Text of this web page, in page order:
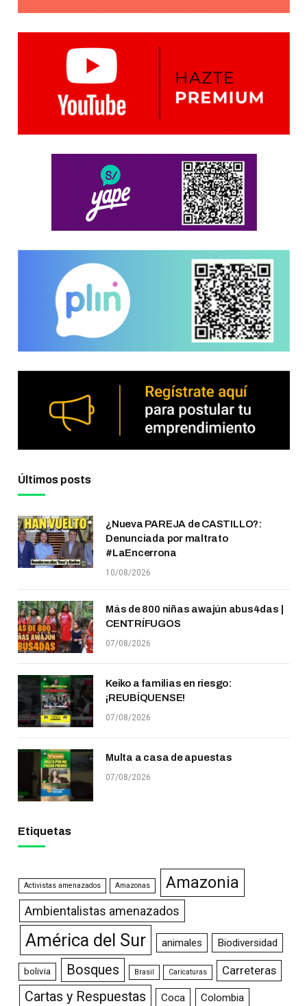
Últimos posts
¿Nueva PAREJA de CASTILLO?:
Denunciada por maltrato
#LaEncerrona
10/08/2026
Más de 800 niñas awajún abus4das |
CENTRÍFUGOS
07/08/2026
Keiko a familias en riesgo:
¡REUBÍQUENSE!
07/08/2026
Multa a casa de apuestas
07/08/2026
Etiquetas
Activistas amenazados Amazonas Amazonia
Ambientalistas amenazados
América del Sur animales Biodiversidad
bolivia Bosques Brasil Caricaturas Carreteras
Cartas y Respuestas Coca Colombia